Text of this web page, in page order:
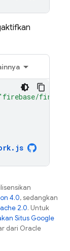
4.0, sedangkan
2.0. Untuk
Situs Google
dari Oracle